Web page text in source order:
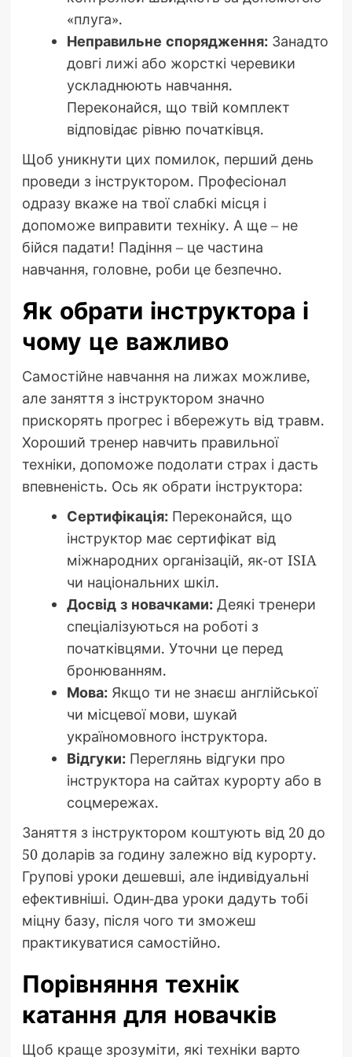
«плуга».
Неправильне спорядження:Занадто
довгі лижі або жорсткі черевики
ускладнюють навчання.
Переконайся, що твій комплект
відповідає рівню початківця.
Щоб уникнути цих помилок, перший день
проведи з інструктором. Професіонал
одразу вкаже на твої слабкі місця і
допоможе виправити техніку. А ще – не
бійся падати! Падіння – це частина
навчання, головне, роби це безпечно.
Як обрати інструктора і
чому це важливо
Самостійне навчання на лижах можливе,
але заняття з інструктором значно
прискорять прогрес і вбережуть від травм.
Хороший тренер навчить правильної
техніки, допоможе подолати страх і дасть
впевненість. Ось як обрати інструктора:
Сертифікація:Переконайся, що
інструктор має сертифікат від
міжнародних організацій, як-от ISIA
чи національних шкіл.
Досвід з новачками:Деякі тренери
спеціалізуються на роботі з
початківцями. Уточни це перед
бронюванням.
Мова:Якщо ти не знаєш англійської
чи місцевої мови, шукай
україномовного інструктора.
Відгуки:Переглянь відгуки про
інструктора на сайтах курорту або в
соцмережах.
Заняття з інструктором коштують від 20 до
50 доларів за годину залежно від курорту.
Групові уроки дешевші, але індивідуальні
ефективніші. Один-два уроки дадуть тобі
міцну базу, після чого ти зможеш
практикуватися самостійно.
Порівняння технік
катання для новачків
Щоб краще зрозуміти, які техніки варто